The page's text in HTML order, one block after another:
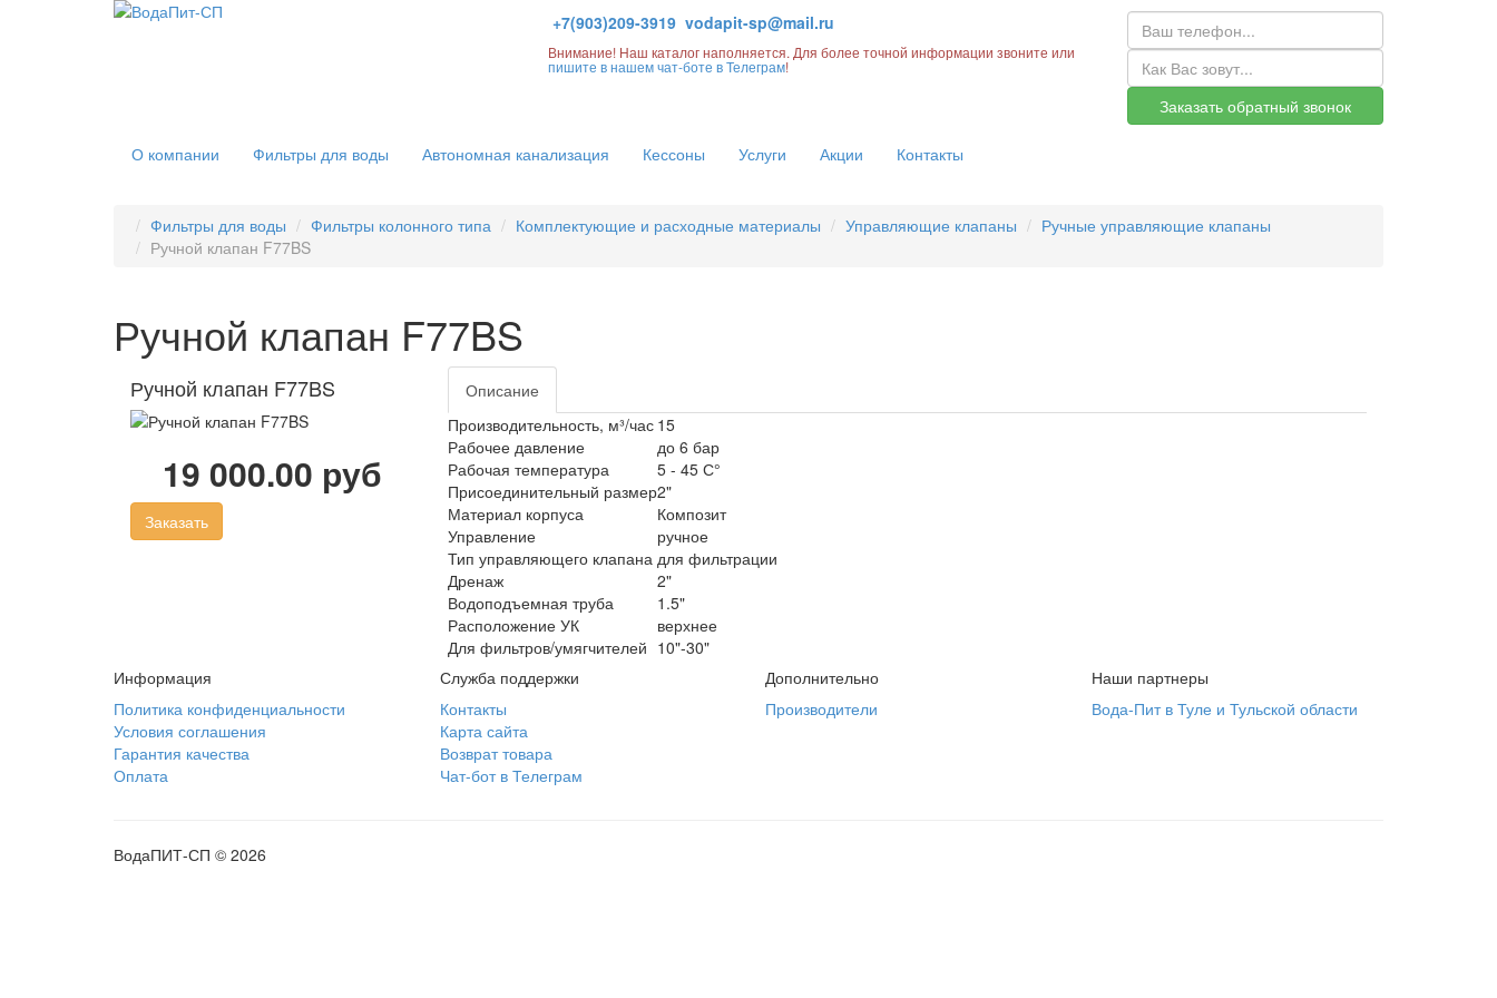
+7(903)209-3919 vodapit-sp@mail.ru
Внимание! Наш каталог наполняется. Для более точной информации звоните или
пишите в нашем чат-боте в Телеграм!
Заказать обратный звонок
О компании Фильтры для воды Автономная канализация Кессоны Услуги Акции Контакты
Фильтры для воды Фильтры колонного типа Комплектующие и расходные материалы Управляющие клапаны
Ручные управляющие клапаны
Ручной клапан F77BS
Ручной клапан F77BS
Ручной клапан F77BS
19 000.00 руб
Заказать
Описание
Производительность, м³/час 15
Рабочее давление
до 6 бар
Рабочая температура
5 - 45 С°
Присоединительный размер2"
Материал корпуса
Композит
Управление
ручное
Тип управляющего клапана для фильтрации
Дренаж
2"
Водоподъемная труба
1.5"
Расположение УК
верхнее
Для фильтров/умягчителей 10"-30"
Информация
Политика конфиденциальности
Условия соглашения
Гарантия качества
Оплата
Служба поддержки
Контакты
Карта сайта
Возврат товара
Чат-бот в Телеграм
Дополнительно
Производители
Наши партнеры
Вода-Пит в Туле и Тульской области
ВодаПИТ-СП © 2026